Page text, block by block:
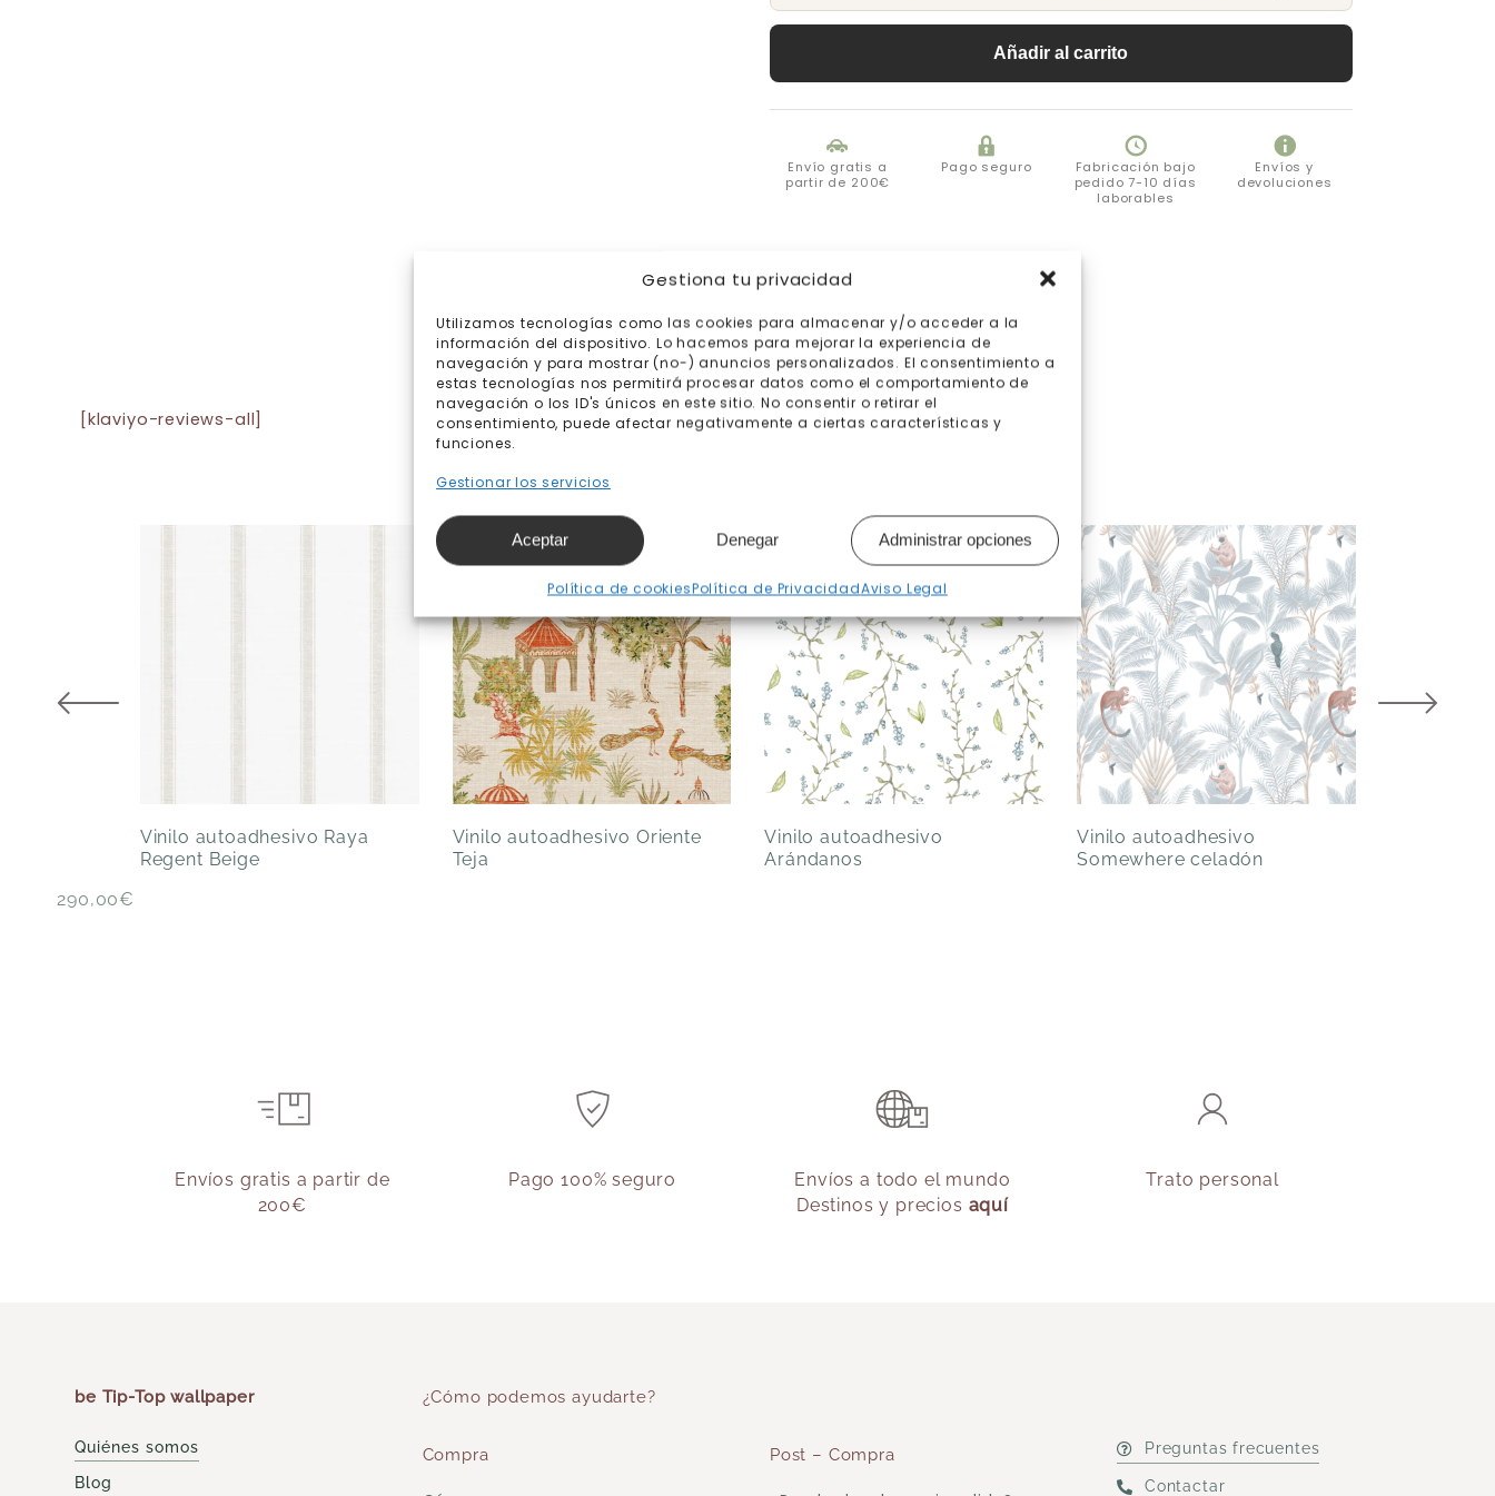
Gestiona tu privacidad
Utilizamos tecnologías como las cookies para almacenar y/o acceder a la
información del dispositivo. Lo hacemos para mejorar la experiencia de
navegación y para mostrar (no-) anuncios personalizados. El consentimiento a
estas tecnologías nos permitirá procesar datos como el comportamiento de
navegación o los ID's únicos en este sitio. No consentir o retirar el
consentimiento, puede afectar negativamente a ciertas características y
funciones.
Gestionar los servicios
Aceptar Denegar Administrar opciones
Política de cookiesPolítica de PrivacidadAviso Legal
Añadir al carrito
Envío gratis a
partir de 200€
Pago seguro
Fabricación bajo
pedido 7-10 días
laborables
Envíos y
devoluciones
[klaviyo-reviews-all]
Productos relacionados
Vinilo autoadhesivo Raya
Regent Beige
Vinilo autoadhesivo Oriente
Teja
Vinilo autoadhesivo
Arándanos
Vinilo autoadhesivo
Somewhere celadón
290,00€
Envíos gratis a partir de
200€
Pago 100% seguro
Envíos a todo el mundo
Destinos y precios aquí
Trato personal
be Tip-Top wallpaper
Quiénes somos
Blog
¿Cómo podemos ayudarte?
Compra Post – Compra Preguntas frecuentes
Contactar